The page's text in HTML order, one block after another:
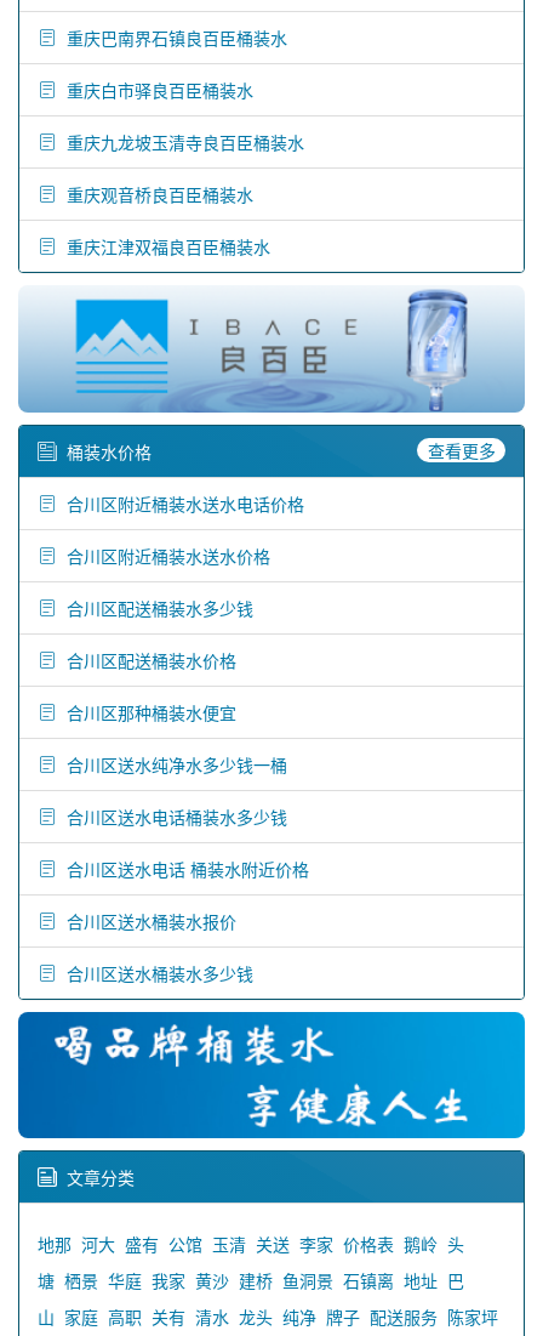
重庆巴南界石镇良百臣桶装水
重庆白市驿良百臣桶装水
重庆九龙坡玉清寺良百臣桶装水
重庆观音桥良百臣桶装水
重庆江津双福良百臣桶装水
桶装水价格 查看更多
合川区附近桶装水送水电话价格
合川区附近桶装水送水价格
合川区配送桶装水多少钱
合川区配送桶装水价格
合川区那种桶装水便宜
合川区送水纯净水多少钱一桶
合川区送水电话桶装水多少钱
合川区送水电话 桶装水附近价格
合川区送水桶装水报价
合川区送水桶装水多少钱
文章分类
地那 河大 盛有 公馆 玉清 关送 李家 价格表 鹅岭 头
塘 栖景 华庭 我家 黄沙 建桥 鱼洞景 石镇离 地址 巴
山 家庭 高职 关有 清水 龙头 纯净 牌子 配送服务 陈家坪